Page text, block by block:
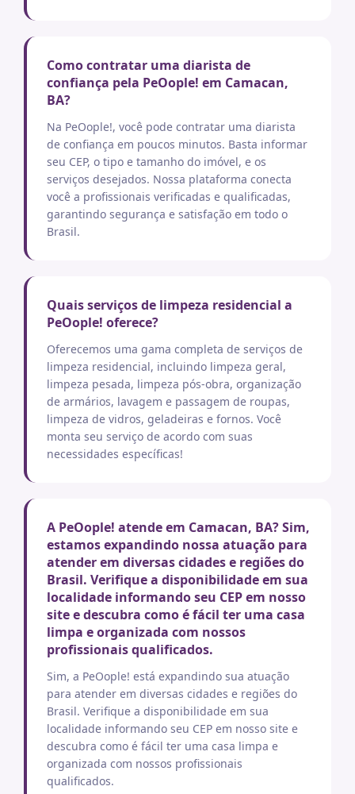
Como contratar uma diarista de
confiança pela PeOople! em Camacan,
BA?
Na PeOople!, você pode contratar uma diarista
de confiança em poucos minutos. Basta informar
seu CEP, o tipo e tamanho do imóvel, e os
serviços desejados. Nossa plataforma conecta
você a profissionais verificadas e qualificadas,
garantindo segurança e satisfação em todo o
Brasil.
Quais serviços de limpeza residencial a
PeOople! oferece?
Oferecemos uma gama completa de serviços de
limpeza residencial, incluindo limpeza geral,
limpeza pesada, limpeza pós-obra, organização
de armários, lavagem e passagem de roupas,
limpeza de vidros, geladeiras e fornos. Você
monta seu serviço de acordo com suas
necessidades específicas!
A PeOople! atende em Camacan, BA? Sim,
estamos expandindo nossa atuação para
atender em diversas cidades e regiões do
Brasil. Verifique a disponibilidade em sua
localidade informando seu CEP em nosso
site e descubra como é fácil ter uma casa
limpa e organizada com nossos
profissionais qualificados.
Sim, a PeOople! está expandindo sua atuação
para atender em diversas cidades e regiões do
Brasil. Verifique a disponibilidade em sua
localidade informando seu CEP em nosso site e
descubra como é fácil ter uma casa limpa e
organizada com nossos profissionais
qualificados.